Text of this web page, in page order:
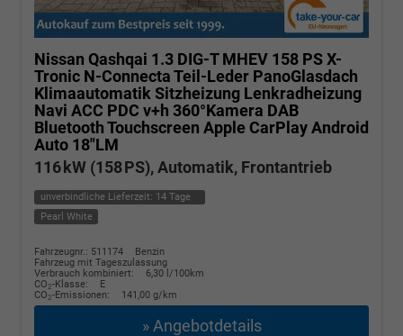
Nissan Qashqai 1.3 DIG-T MHEV 158 PS X-
Tronic N-Connecta Teil-Leder PanoGlasdach
Klimaautomatik Sitzheizung Lenkradheizung
Navi ACC PDC v+h 360°Kamera DAB
Bluetooth Touchscreen Apple CarPlay Android
Auto 18"LM
116 kW (158 PS), Automatik, Frontantrieb
unverbindliche Lieferzeit: 14 Tage
Pearl White
Fahrzeugnr.: 511174
Benzin
Fahrzeug mit Tageszulassung
Verbrauch kombiniert:
6,30 l/100km
CO2-Klasse:
E
CO2-Emissionen: 141,00 g/km
» Angebotdetails